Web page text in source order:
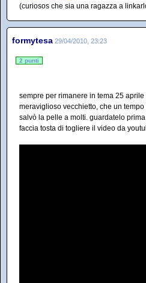
(curiosos che sia una ragazza a
formytesa 29/04/2010, 23:23
2 punti
sempre per rimanere in tema 25
meraviglioso vecchietto, che un
salvò la pelle a molti. guardatelo
faccia tosta di togliere il video da